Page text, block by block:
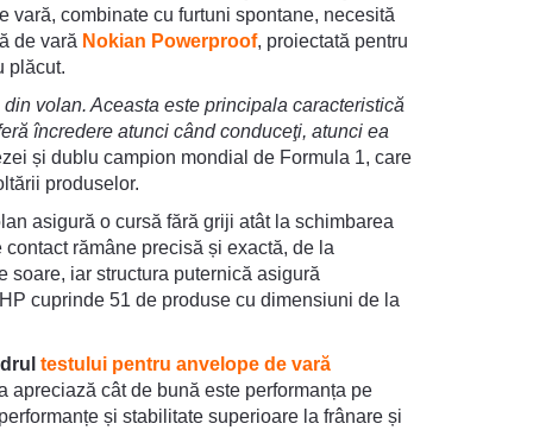
vară, combinate cu furtuni spontane, necesită
de vară Nokian Powerproof, proiectată pentru
plăcut.
volan. Aceasta este principala caracteristică
încredere atunci când conduceţi, atunci ea
și dublu campion mondial de Formula 1, care
produselor.
asigură o cursă fără griji atât la schimbarea
rămâne precisă și exactă, de la
iar structura puternică asigură
cuprinde 51 de produse cu dimensiuni de la
testului pentru anvelope de vară
apreciază cât de bună este performanța pe
și stabilitate superioare la frânare și